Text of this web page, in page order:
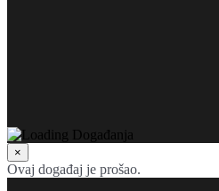
×
Ovaj događaj je prošao.